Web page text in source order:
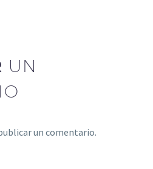
UN
un comentario.